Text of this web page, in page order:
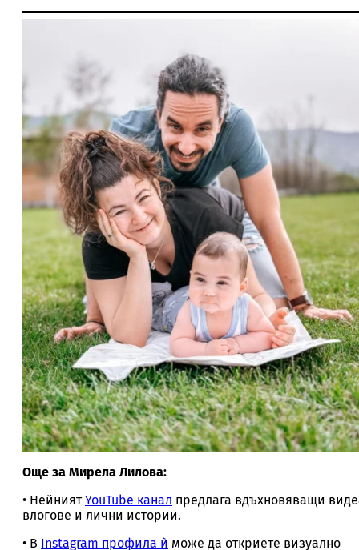
Още за Мирела Лилова:
• НейниятYouTube канал предлага вдъхновяващи
влогове и лични истории.
• В Instagram профила ѝ може да откриете визуално